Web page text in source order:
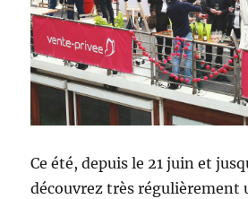
Ce été, depuis le 21 juin et
découvrez très régulièrement